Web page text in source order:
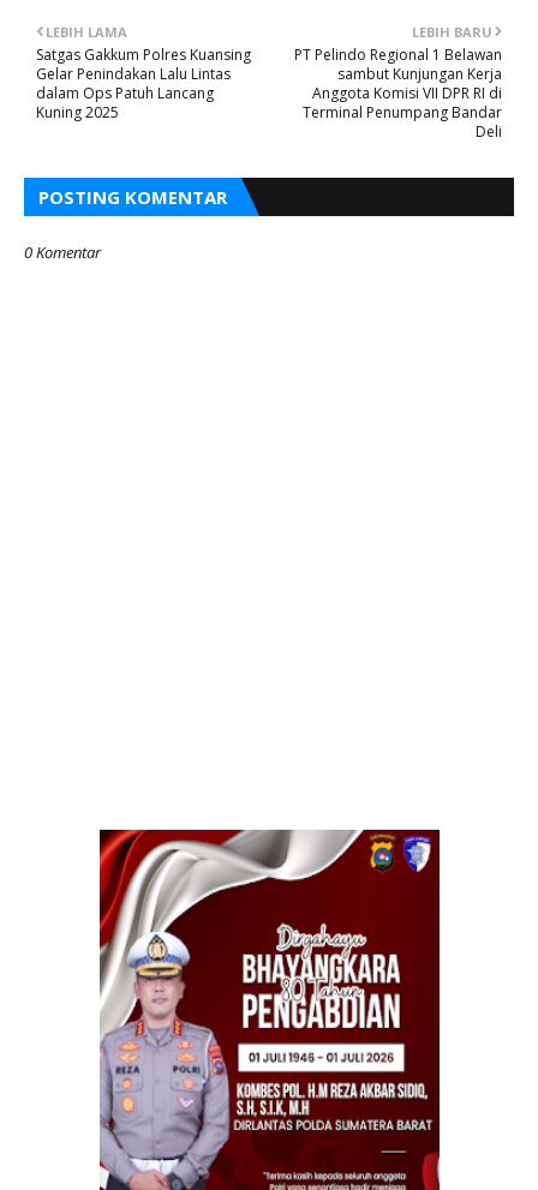
LEBIH BARU
PT Pelindo Regional 1 Belawan
sambut Kunjungan Kerja
Anggota Komisi VII DPR RI di
Terminal Penumpang Bandar
Deli
LEBIH LAMA
Satgas Gakkum Polres Kuansing
Gelar Penindakan Lalu Lintas
dalam Ops Patuh Lancang
Kuning 2025
POSTING KOMENTAR
0 Komentar